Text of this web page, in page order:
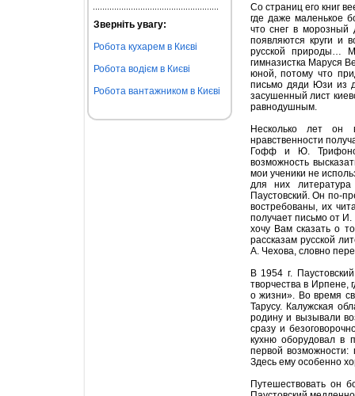
Зверніть увагу:
Робота кухарем в Києві
Робота водієм в Києві
Робота вантажником в Києві
Со страниц его книг
где даже маленькое
что снег в морозный
появляются круги и
русской природы…
гимназистка Маруся
юной, потому что
письмо дяди Юзи из
засушенный лист
равнодушным.
Несколько лет он
нравственности
Гофф и Ю.
возможность
мои ученики не
для них
Паустовский. Он по-
востребованы, их
получает письмо от
хочу Вам сказать о
рассказам русской
А. Чехова, словно
В 1954 г.
творчества в Ирпене,
о жизни». Во время
Тарусу. Калужская
родину и вызывали
сразу и
кухню оборудовал в
первой возможности:
Здесь ему особенно
Путешествовать он